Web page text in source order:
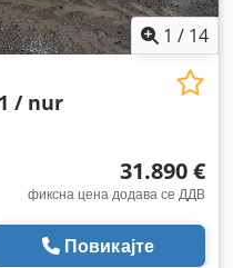
1 / 14
/ nur
31.890 €
фиксна цена додава се ДДВ
Повикајте